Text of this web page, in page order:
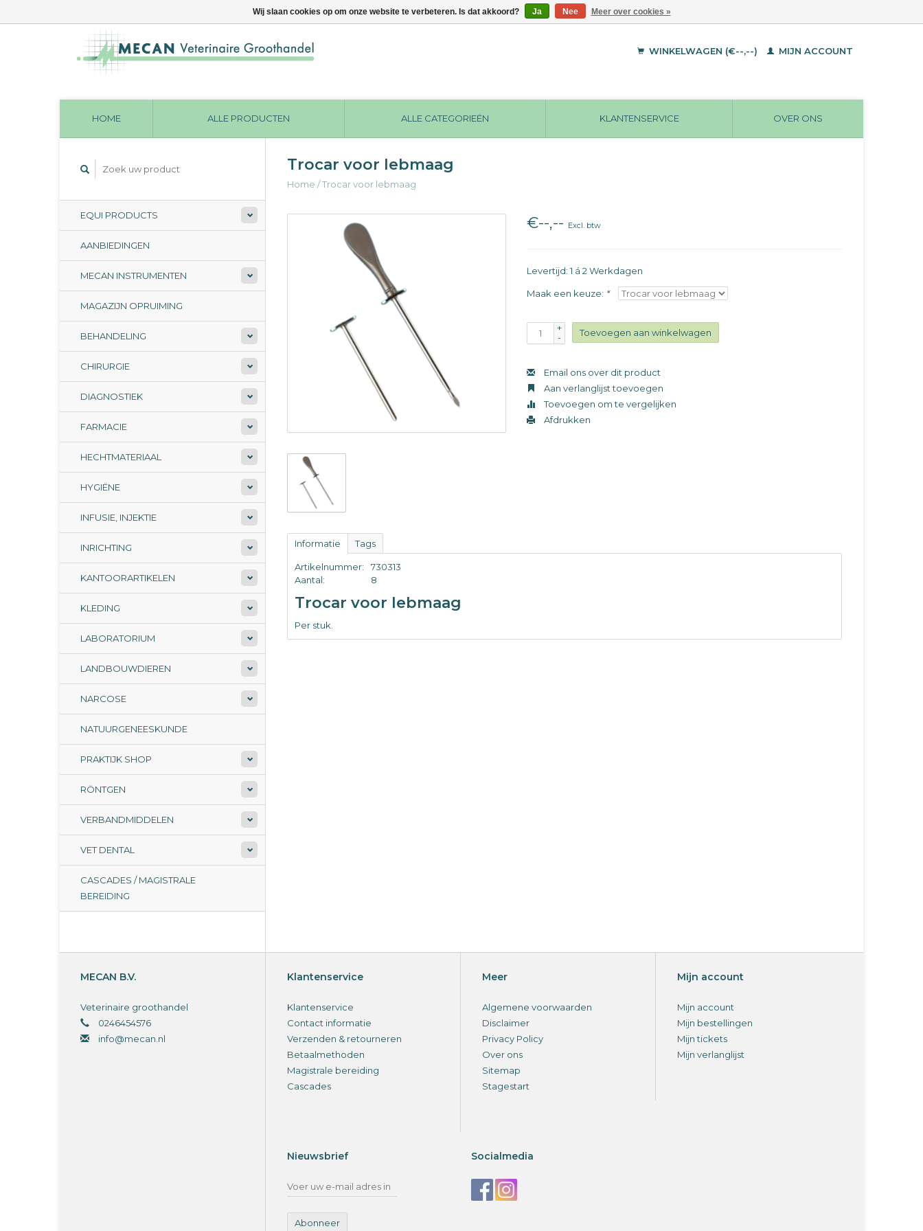
WINKELWAGEN (€--,--) MIJN ACCOUNT
HOME ALLE PRODUCTEN ALLE CATEGORIEËN KLANTENSERVICE OVER ONS
EQUI PRODUCTS
AANBIEDINGEN
MECAN INSTRUMENTEN
MAGAZIJN OPRUIMING
BEHANDELING
CHIRURGIE
DIAGNOSTIEK
FARMACIE
HECHTMATERIAAL
HYGIËNE
INFUSIE, INJEKTIE
INRICHTING
KANTOORARTIKELEN
KLEDING
LABORATORIUM
LANDBOUWDIEREN
NARCOSE
NATUURGENEESKUNDE
PRAKTIJK SHOP
RÖNTGEN
VERBANDMIDDELEN
VET DENTAL
CASCADES / MAGISTRALE
BEREIDING
Trocar voor lebmaag
Home /Trocar voor lebmaag
€--,-- Excl. btw
Levertijd: 1 á 2 Werkdagen
Maak een keuze: *
+
-
Toevoegen aan winkelwagen
Email ons over dit product
Aan verlanglijst toevoegen
Toevoegen om te vergelijken
Afdrukken
Informatie Tags
Artikelnummer:
730313
Aantal:
8
Trocar voor lebmaag
Per stuk.
MECAN B.V.
Veterinaire groothandel
0246454576
info@mecan.nl
Klantenservice
Klantenservice
Contact informatie
Verzenden & retourneren
Betaalmethoden
Magistrale bereiding
Cascades
Meer
Algemene voorwaarden
Disclaimer
Privacy Policy
Over ons
Sitemap
Stagestart
Mijn account
Mijn account
Mijn bestellingen
Mijn tickets
Mijn verlanglijst
Nieuwsbrief
Abonneer
Socialmedia
Wij slaan cookies op om onze website te verbeteren. Is dat akkoord? Ja Nee Meer over cookies »